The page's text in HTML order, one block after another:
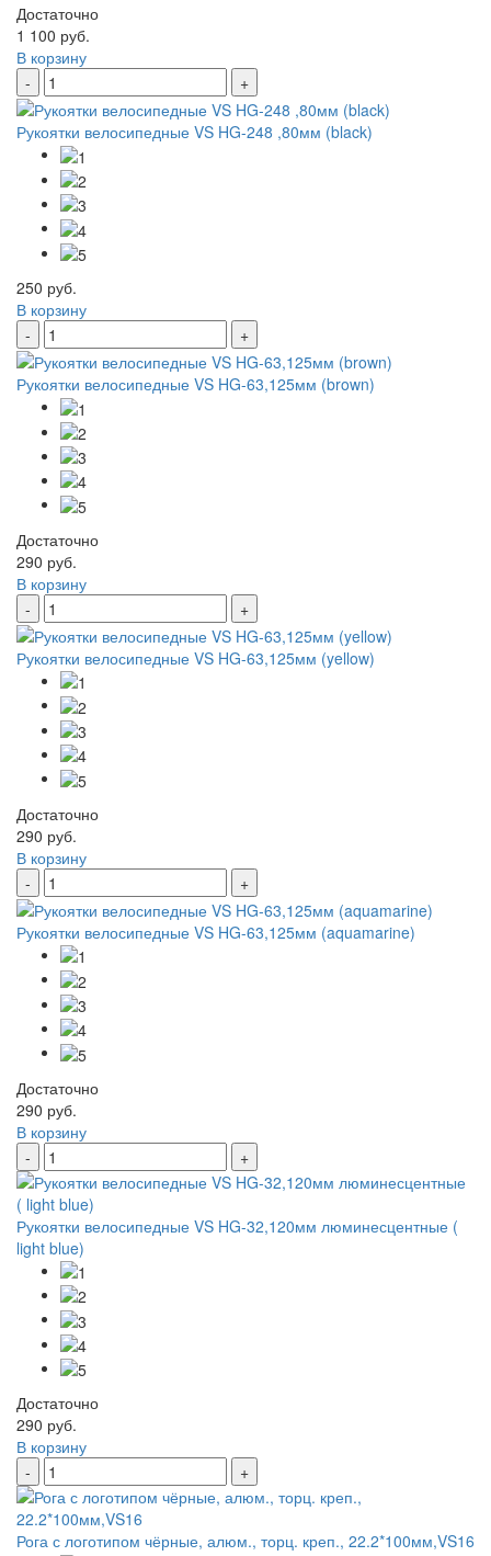
Достаточно
1 100 руб.
В корзину
-
+
Рукоятки велосипедные VS HG-248 ,80мм (black)
250 руб.
В корзину
-
+
Рукоятки велосипедные VS HG-63,125мм (brown)
Достаточно
290 руб.
В корзину
-
+
Рукоятки велосипедные VS HG-63,125мм (yellow)
Достаточно
290 руб.
В корзину
-
+
Рукоятки велосипедные VS HG-63,125мм (aquamarine)
Достаточно
290 руб.
В корзину
-
+
Рукоятки велосипедные VS HG-32,120мм люминесцентные (
light blue)
Достаточно
290 руб.
В корзину
-
+
Рога с логотипом чёрные, алюм., торц. креп., 22.2*100мм,VS16